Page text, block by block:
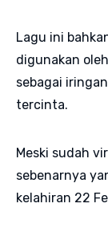
Lagu ini
digunakan
sebagai
tercinta.
Meski sudah
sebenarnya
kelahiran 22